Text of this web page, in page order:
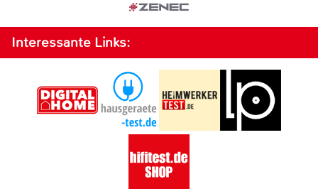
Interessante Links: